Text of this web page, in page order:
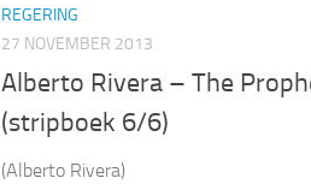
REGERING
27 NOVEMBER 2013
Alberto Rivera – The
(stripboek 6/6)
(Alberto Rivera)